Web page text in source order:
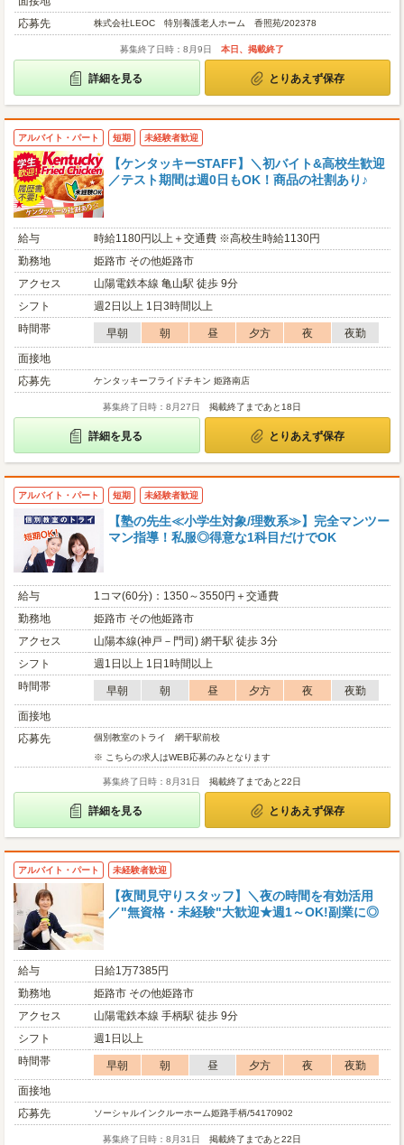
応募先
株式会社LEOC 特別養護老人ホーム 香照苑/202378
募集終了日時：8月9日 本日、掲載終了
詳細を見る とりあえず保存
アルバイト・パート 短期 未経験者歓迎
【ケンタッキーSTAFF】＼初バイト&高校生歓迎
／テスト期間は週0日もOK！商品の社割あり♪
給与
時給1180円以上＋交通費 ※高校生時給1130円
勤務地
姫路市 その他姫路市
アクセス
山陽電鉄本線 亀山駅 徒歩 9分
シフト
週2日以上 1日3時間以上
時間帯
早朝 朝 昼 夕方 夜
夜勤
面接地
応募先
ケンタッキーフライドチキン 姫路南店
募集終了日時：8月27日 掲載終了まであと18日
詳細を見る とりあえず保存
アルバイト・パート 短期 未経験者歓迎
【塾の先生≪小学生対象/理数系≫】完全マンツー
マン指導！私服◎得意な1科目だけでOK
給与
1コマ(60分)：1350～3550円＋交通費
勤務地
姫路市 その他姫路市
アクセス
山陽本線(神戸－門司) 網干駅 徒歩 3分
シフト
週1日以上 1日1時間以上
時間帯
早朝 朝 昼 夕方 夜
夜勤
面接地
応募先
個別教室のトライ 網干駅前校
※ こちらの求人はWEB応募のみとなります
募集終了日時：8月31日 掲載終了まであと22日
詳細を見る とりあえず保存
アルバイト・パート 未経験者歓迎
【夜間見守りスタッフ】＼夜の時間を有効活用
／"無資格・未経験"大歓迎★週1～OK!副業に◎
給与
日給1万7385円
勤務地
姫路市 その他姫路市
アクセス
山陽電鉄本線 手柄駅 徒歩 9分
シフト
週1日以上
時間帯
早朝 朝 昼 夕方 夜
夜勤
面接地
応募先
ソーシャルインクルーホーム姫路手柄/54170902
募集終了日時：8月31日 掲載終了まであと22日